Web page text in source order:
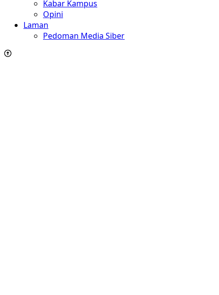
Kabar Kampus
Opini
Laman
Pedoman Media Siber